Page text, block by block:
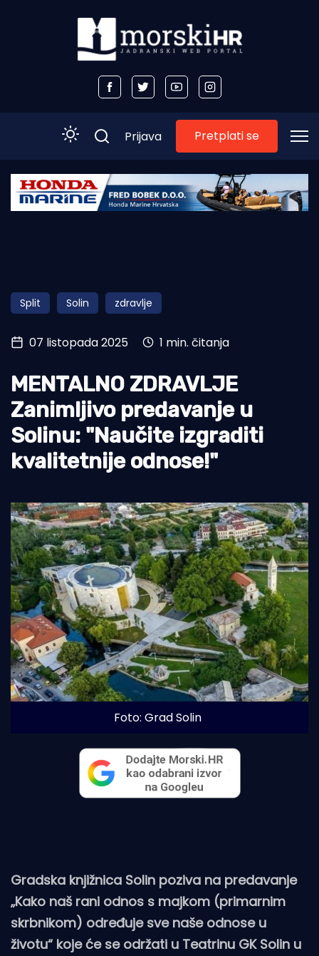
Početna
Obala
Otoci
Turizam i nautika
Pomorstvo
Ribolov
Ekologija
Tradicija i kultura
Prijava Pretplati se
Split Solin zdravlje
07 listopada 2025 1 min. čitanja
MENTALNO ZDRAVLJE
Zanimljivo predavanje u
Solinu: "Naučite izgraditi
kvalitetnije odnose!"
Foto: Grad Solin
Gradska knjižnica Solin poziva na predavanje
„Kako naš rani odnos s majkom (primarnim
skrbnikom) određuje sve naše odnose u
životu“ koje će se održati u Teatrinu GK Solin u